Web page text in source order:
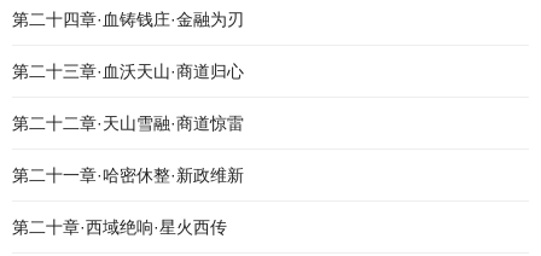
第二十四章·血铸钱庄·金融为刃
第二十三章·血沃天山·商道归心
第二十二章·天山雪融·商道惊雷
第二十一章·哈密休整·新政维新
第二十章·西域绝响·星火西传